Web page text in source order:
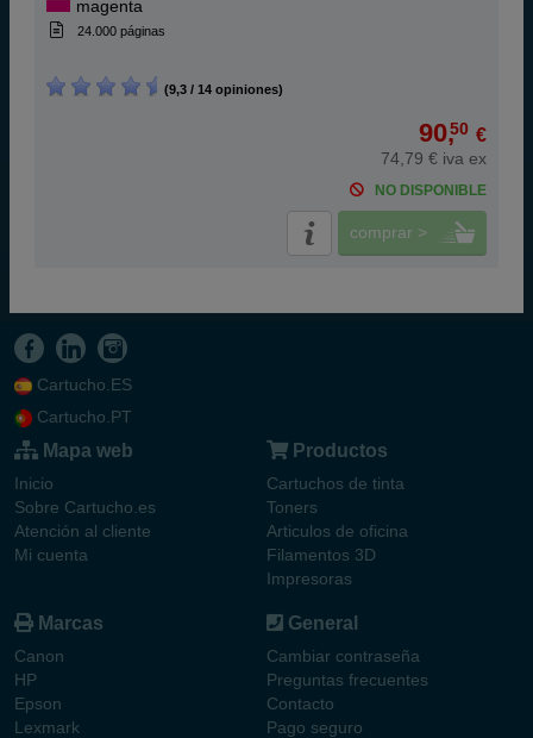
magenta
24.000 páginas
(9,3 / 14 opiniones)
90,50 €
74,79 € iva ex
NO DISPONIBLE
comprar >
Cartucho.ES
Cartucho.PT
Mapa web
Inicio
Sobre Cartucho.es
Atención al cliente
Mi cuenta
Productos
Cartuchos de tinta
Toners
Articulos de oficina
Filamentos 3D
Impresoras
Marcas
Canon
HP
Epson
Lexmark
General
Cambiar contraseña
Preguntas frecuentes
Contacto
Pago seguro